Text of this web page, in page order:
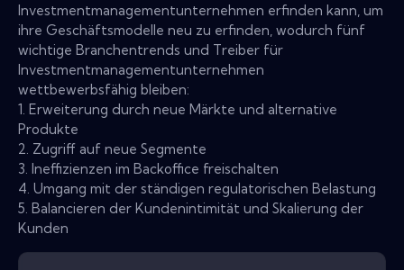
Investmentmanagementunternehmen erfinden kann, um
ihre Geschäftsmodelle neu zu erfinden, wodurch fünf
wichtige Branchentrends und Treiber für
Investmentmanagementunternehmen
wettbewerbsfähig bleiben:
1. Erweiterung durch neue Märkte und alternative
Produkte
2. Zugriff auf neue Segmente
3. Ineffizienzen im Backoffice freischalten
4. Umgang mit der ständigen regulatorischen Belastung
5. Balancieren der Kundenintimität und Skalierung der
Kunden